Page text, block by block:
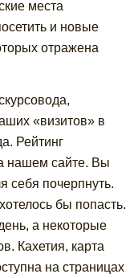
места
и новые
отражена
«визитов» в
Рейтинг
нашем сайте. Вы
себя почерпнуть.
бы попасть.
а некоторые
Кахетия, карта
на страницах